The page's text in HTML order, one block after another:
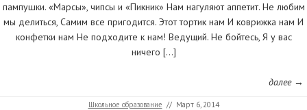
пампушки. «Марсы», чипсы и «Пикник» Нам нагуляют аппетит. Не любим
мы делиться, Самим все пригодится. Этот тортик нам И коврижка нам И
конфетки нам Не подходите к нам! Ведущий. Не бойтесь, Я у вас
ничего […]
далее →
Школьное образование // Март 6, 2014